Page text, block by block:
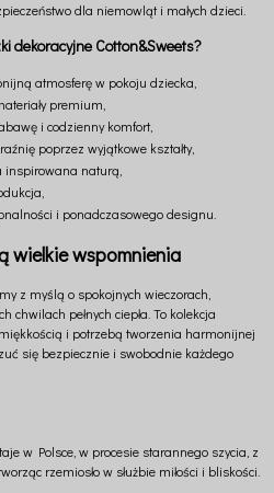
dla niemowląt i małych dzieci.
dekoracyjne Cotton&Sweets?
atmosferę w pokoju dziecka,
premium,
i codzienny komfort,
poprzez wyjątkowe kształty,
inspirowana naturą,
i ponadczasowego designu.
wielkie wspomnienia
z myślą o spokojnych wieczorach,
chwilach pełnych ciepła. To kolekcja
i potrzebą tworzenia harmonijnej
się bezpiecznie i swobodnie każdego
w Polsce, w procesie starannego szycia, z
rzemiosło w służbie miłości i bliskości.